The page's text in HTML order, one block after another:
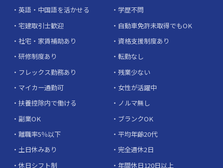
英語・中国語を活かせる
学歴不問
宅建取引士歓迎
自動車免許未取得でもOK
社宅・家賃補助あり
資格支援制度あり
研修制度あり
転勤なし
フレックス勤務あり
残業少ない
マイカー通勤可
女性が活躍中
扶養控除内で働ける
ノルマ無し
副業OK
ブランクOK
離職率5％以下
平均年齢20代
土日休みあり
完全週休2日
休日シフト制
年間休日120日以上